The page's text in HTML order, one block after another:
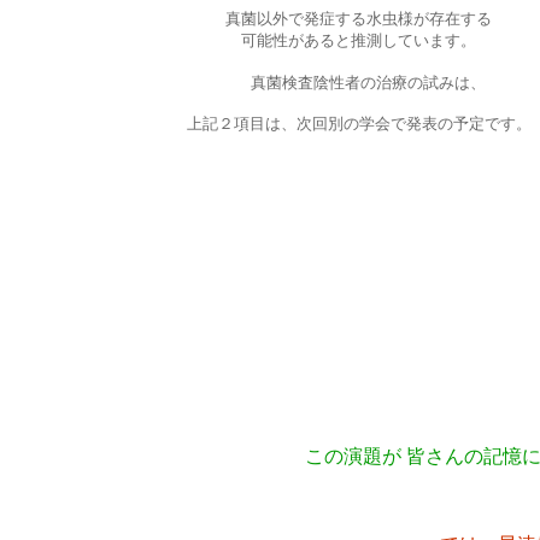
真菌以外で発症する水虫様が存在する
可能性があると推測しています。
真菌検査陰性者の治療の試みは、
上記２項目は、次回別の学会で発表の予定です。
この演題が 皆さんの記憶